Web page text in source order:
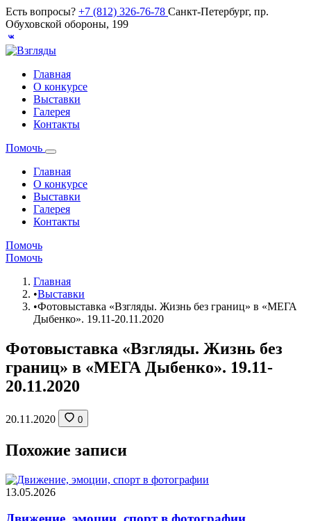
Есть вопросы? +7 (812) 326-76-78 Санкт-Петербург, пр.
Обуховской обороны, 199
Главная
О конкурсе
Выставки
Галерея
Контакты
Помочь
Главная
О конкурсе
Выставки
Галерея
Контакты
Помочь
Помочь
Главная
•Выставки
•Фотовыставка «Взгляды. Жизнь без границ» в «МЕГА
Дыбенко». 19.11-20.11.2020
Фотовыставка «Взгляды. Жизнь без
границ» в «МЕГА Дыбенко». 19.11-
20.11.2020
20.11.2020 0
Похожие записи
13.05.2026